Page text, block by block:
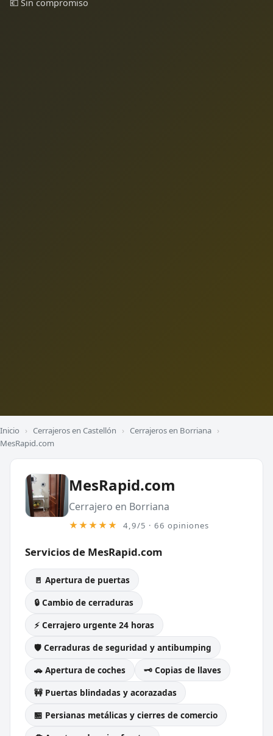
💶 Sin compromiso
Inicio › Cerrajeros en Castellón › Cerrajeros en Borriana ›
MesRapid.com
MesRapid.com
Cerrajero en Borriana
★★★★★ 4,9/5 · 66 opiniones
Servicios de MesRapid.com
🚪 Apertura de puertas
🔒 Cambio de cerraduras
⚡ Cerrajero urgente 24 horas
🛡️ Cerraduras de seguridad y antibumping
🚗 Apertura de coches
🗝️ Copias de llaves
🚧 Puertas blindadas y acorazadas
🏪 Persianas metálicas y cierres de comercio